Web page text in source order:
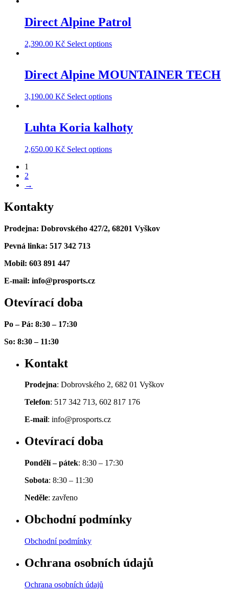
Direct Alpine Patrol
2,390.00 Kč Select options
Direct Alpine MOUNTAINER TECH
3,190.00 Kč Select options
Luhta Koria kalhoty
2,650.00 Kč Select options
1
2
→
Kontakty
Prodejna: Dobrovského 427/2, 68201 Vyškov
Pevná linka: 517 342 713
Mobil: 603 891 447
E-mail: info@prosports.cz
Otevírací doba
Po – Pá: 8:30 – 17:30
So: 8:30 – 11:30
Kontakt
Prodejna: Dobrovského 2, 682 01 Vyškov
Telefon: 517 342 713, 602 817 176
E-mail: info@prosports.cz
Otevírací doba
Pondělí – pátek: 8:30 – 17:30
Sobota: 8:30 – 11:30
Neděle: zavřeno
Obchodní podmínky
Obchodní podmínky
Ochrana osobních údajů
Ochrana osobních údajů